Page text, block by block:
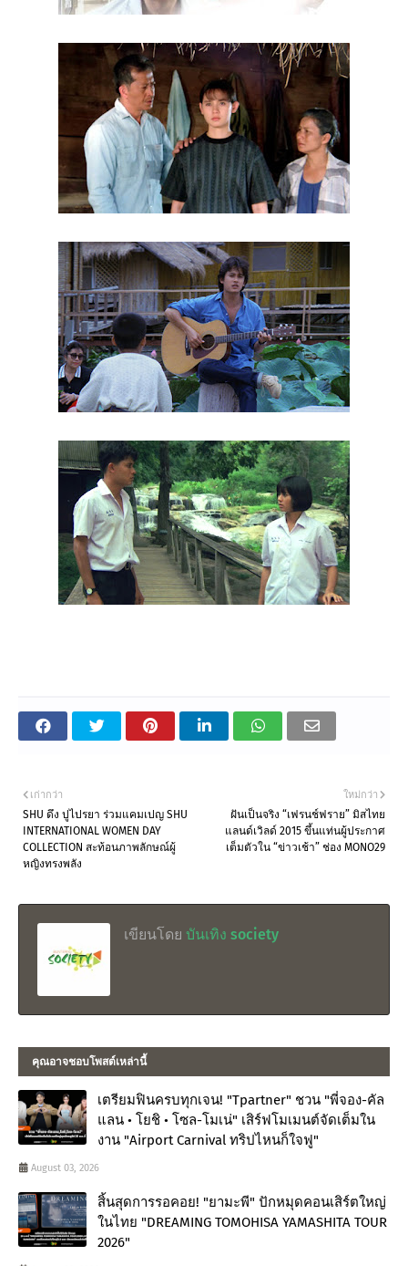
ใหม่กว่า
ฝันเป็นจริง “เฟรนช์ฟราย” มิสไทย
แลนด์เวิลด์ 2015 ขึ้นแท่นผู้ประกาศ
เต็มตัวใน “ข่าวเช้า” ช่อง MONO29
เก่ากว่า
SHU ดึง ปูไปรยา ร่วมแคมเปญ SHU
INTERNATIONAL WOMEN DAY
COLLECTION สะท้อนภาพลักษณ์ผู้
หญิงทรงพลัง
เขียนโดย บันเทิง society
คุณอาจชอบโพสต์เหล่านี้
เตรียมฟินครบทุกเจน! "Tpartner" ชวน "พี่จอง-คัล
แลน • โยชิ • โซล-โมเน่" เสิร์ฟโมเมนต์จัดเต็มใน
งาน "Airport Carnival ทริปไหนก็ใจฟู"
August 03, 2026
สิ้นสุดการรอคอย! "ยามะพี" ปักหมุดคอนเสิร์ตใหญ่
ในไทย "DREAMING TOMOHISA YAMASHITA TOUR
2026"